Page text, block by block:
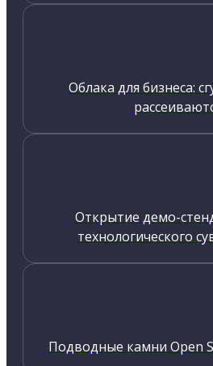
Облака для бизнеса:
Открытие демо-
технологического
Подводные камни Open